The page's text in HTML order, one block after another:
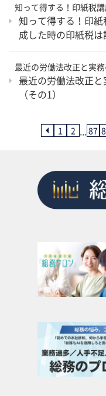
知って得する！印紙税
知って得する！印
成した時の印紙税は
最近の労働法改正と実
最近の労働法改正
（その1）
1 2 ...87